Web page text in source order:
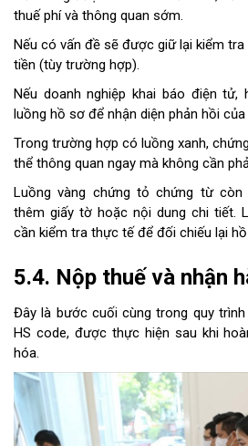
thuế phí và thông quan sớm.
Nếu có vấn đề sẽ được giữ lại kiểm
tiền (tùy trường hợp).
Nếu doanh nghiệp khai báo điện tử,
luồng hồ sơ để nhận diện phản hồi của
Trong trường hợp có luồng xanh,
thể thông quan ngay mà không cần
Luồng vàng chứng tỏ chứng từ
thêm giấy tờ hoặc nội dung chi tiết.
cần kiểm tra thực tế để đối chiếu lại
5.4. Nộp thuế và nhận
Đây là bước cuối cùng trong quy
HS code, được thực hiện sau khi
hóa.